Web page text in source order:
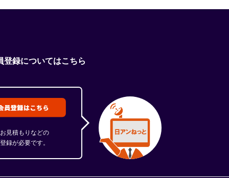
登録についてはこちら
見積もりなどの
録が必要です。